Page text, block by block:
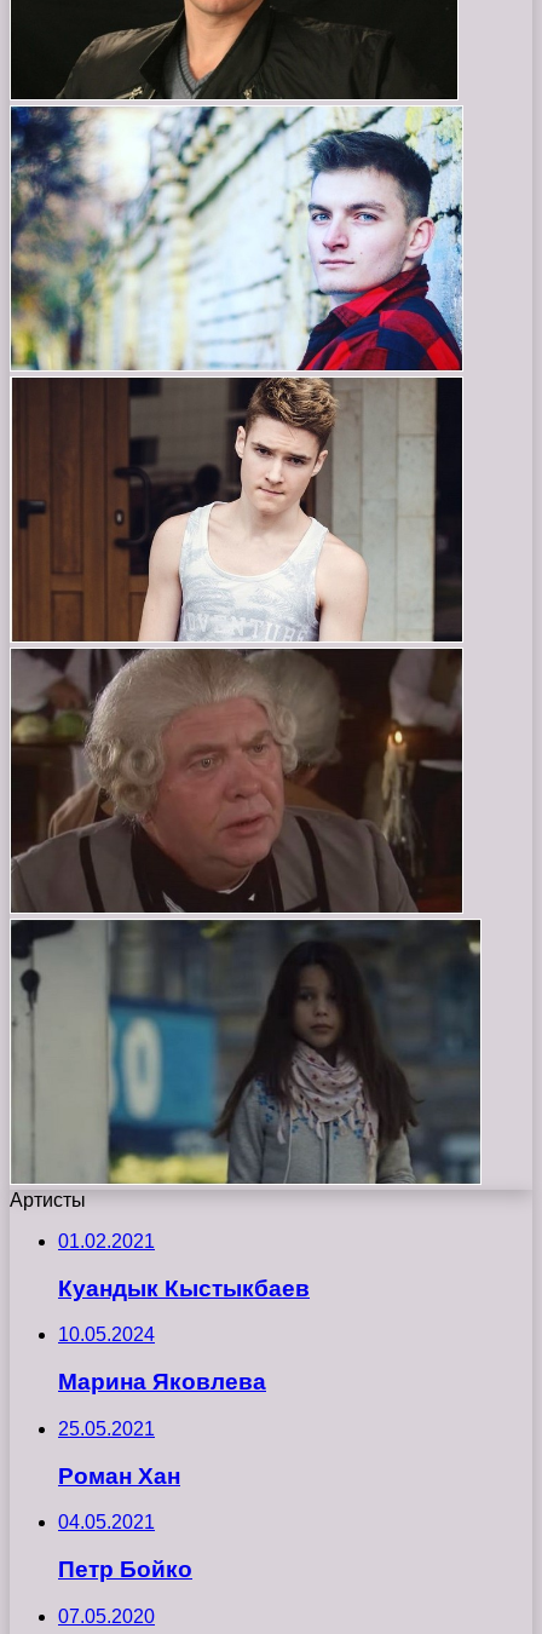
Артисты
01.02.2021
Куандык Кыстыкбаев
10.05.2024
Марина Яковлева
25.05.2021
Роман Хан
04.05.2021
Петр Бойко
07.05.2020